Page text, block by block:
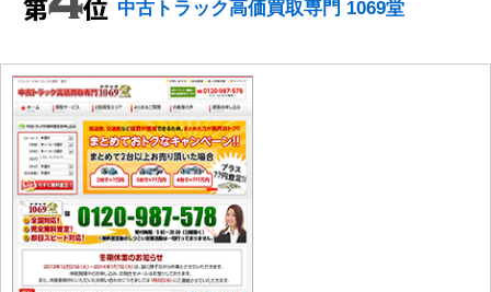
中古トラック高価買取専門 1069堂